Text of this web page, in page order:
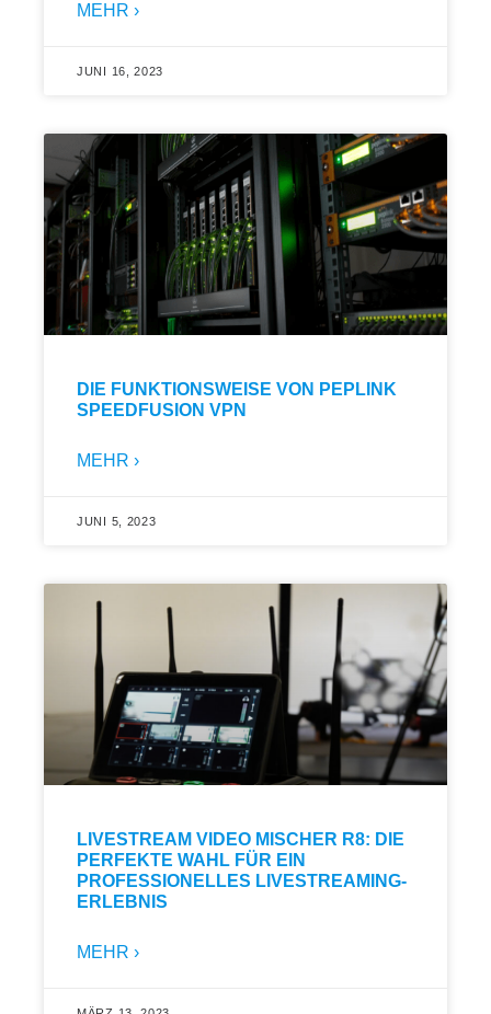
MEHR ›
JUNI 16, 2023
DIE FUNKTIONSWEISE VON PEPLINK
SPEEDFUSION VPN
MEHR ›
JUNI 5, 2023
LIVESTREAM VIDEO MISCHER R8: DIE
PERFEKTE WAHL FÜR EIN
PROFESSIONELLES LIVESTREAMING-
ERLEBNIS
MEHR ›